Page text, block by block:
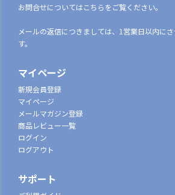
お問合せについてはこちらをご覧ください。
メールの返信につきましては、1営業日以内に
す。
マイページ
新規会員登録
マイページ
メールマガジン登録
商品レビュー一覧
ログイン
ログアウト
サポート